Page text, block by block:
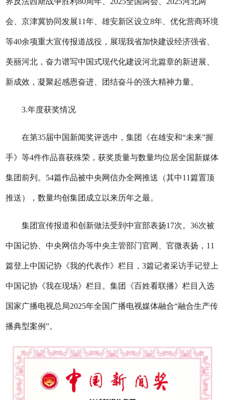
会、京津冀协同发展11年、雄安新区设立8年、优化营商环境
等40余项重大宣传报道战役，展现我省加快建设经济强省、
美丽河北，奋力谱写中国式现代化建设河北篇章的新进展、
新成效，凝聚起感恩奋进、团结奋斗的强大精神力量。
3.年度获奖情况
在第35届中国新闻奖评选中，集团《在雄安和“未来”握
手》等4件作品喜获殊荣，获奖质量与数量均位居全国新媒体
集团前列。54篇作品被中央网信办全网推送（其中11篇置顶
推送），数量均创集团成立以来历年之最。
集团宣传报道和创新做法受到中宣部表扬17次。36次被
中国记协、中央网信办等中央主管部门官网、官微表扬，11
篇登上中国记协《我的代表作》栏目，3篇记者采访手记登上
中国记协《我在现场》栏目。集团《百姓看联播》栏目入选
国家广播电视总局2025年全国广播电视媒体融合“融合生产传
播典型案例”。